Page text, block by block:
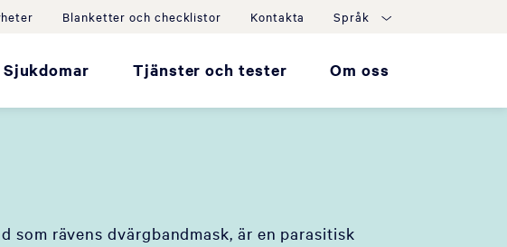
Blanketter och checklistor Kontakta Språk
Sjukdomar Tjänster och tester Om oss
som rävens dvärgbandmask, är en parasitisk